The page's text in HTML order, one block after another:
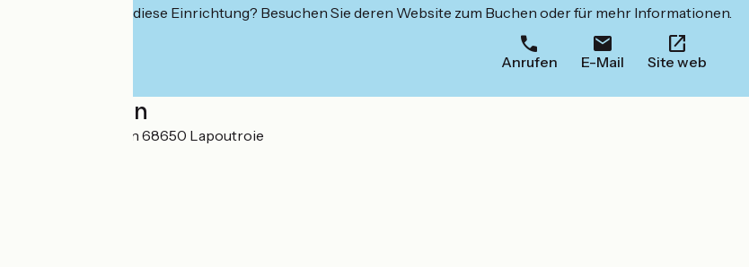
Interessiert Sie diese Einrichtung? Besuchen Sie deren Website zum Buchen oder für mehr Informationen.
Anrufen E-Mail Site web
Localisation
105 Etang du Devin 68650 Lapoutroie